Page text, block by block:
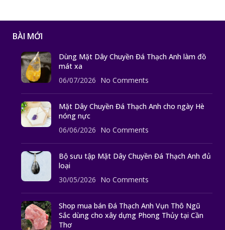
BÀI MỚI
Dùng Mặt Dây Chuyền Đá Thạch Anh làm đồ
mát xa
06/07/2026 No Comments
Mặt Dây Chuyền Đá Thạch Anh cho ngày Hè
nóng nực
06/06/2026 No Comments
Bộ sưu tập Mặt Dây Chuyền Đá Thạch Anh đủ
loại
30/05/2026 No Comments
Shop mua bán Đá Thạch Anh Vụn Thô Ngũ
Sắc dùng cho xây dựng Phong Thủy tại Cần
Thơ